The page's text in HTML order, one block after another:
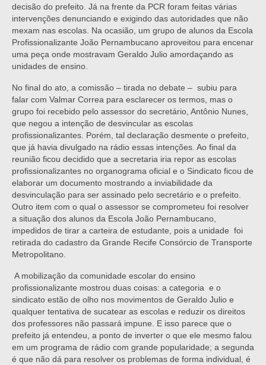
decisão do prefeito. Já na frente da PCR foram feitas várias
intervenções denunciando e exigindo das autoridades que não
mexam nas escolas. Na ocasião, um grupo de alunos da Escola
Profissionalizante João Pernambucano aproveitou para encenar
uma peça onde mostravam Geraldo Julio amordaçando as
unidades de ensino.
No final do ato, a comissão – tirada no debate – subiu para
falar com Valmar Correa para esclarecer os termos, mas o
grupo foi recebido pelo assessor do secretário, Antônio Nunes,
que negou a intenção de desvincular as escolas
profissionalizantes. Porém, tal declaração desmente o prefeito,
que já havia divulgado na rádio essas intenções. Ao final da
reunião ficou decidido que a secretaria iria repor as escolas
profissionalizantes no organograma oficial e o Sindicato ficou de
elaborar um documento mostrando a inviabilidade da
desvinculação para ser assinado pelo secretário e o prefeito.
Outro item com o qual o assessor se comprometeu foi resolver
a situação dos alunos da Escola João Pernambucano,
impedidos de tirar a carteira de estudante, pois a unidade foi
retirada do cadastro da Grande Recife Consórcio de Transporte
Metropolitano.
A mobilização da comunidade escolar do ensino
profissionalizante mostrou duas coisas: a categoria e o
sindicato estão de olho nos movimentos de Geraldo Julio e
qualquer tentativa de sucatear as escolas e reduzir os direitos
dos professores não passará impune. E isso parece que o
prefeito já entendeu, a ponto de inverter o que ele mesmo falou
em um programa de rádio com grande popularidade; a segunda
é que não dá para resolver os problemas de forma individual, é